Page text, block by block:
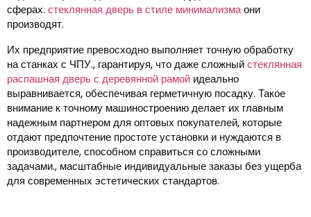
сферах. стеклянная дверь в стиле минимализмаони
производят.
Их предприятие превосходно выполняет точную обработку
на станках с ЧПУ., гарантируя, что даже сложныйстеклянная
распашная дверь с деревянной рамой идеально
выравнивается, обеспечивая герметичную посадку. Такое
внимание к точному машиностроению делает их главным
надежным партнером для оптовых покупателей, которые
отдают предпочтение простоте установки и нуждаются в
производителе, способном справиться со сложными
задачами., масштабные индивидуальные заказы без ущерба
для современных эстетических стандартов.